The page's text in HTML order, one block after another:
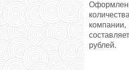
рублей.